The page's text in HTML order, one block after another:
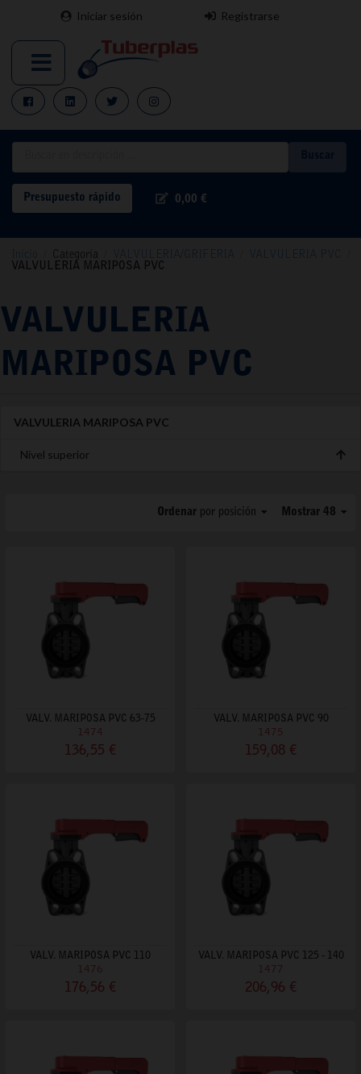
Iniciar sesión Registrarse
Presupuesto rápido 0,00 €
Categoría VALVULERIA/GRIFERIA VALVULERIA PVC
VALVULERIA MARIPOSA PVC
VALVULERIA
MARIPOSA PVC
VALVULERIA MARIPOSA PVC
Nivel superior
Mostrar 48
Ordenar por posición
VALV. MARIPOSA PVC 63-75
1474
136,55 €
VALV. MARIPOSA PVC 90
1475
159,08 €
VALV. MARIPOSA PVC 110
1476
176,56 €
VALV. MARIPOSA PVC 125 - 140
1477
206,96 €